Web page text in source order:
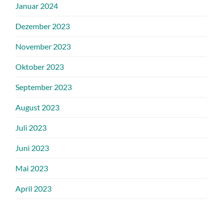
Januar 2024
Dezember 2023
November 2023
Oktober 2023
September 2023
August 2023
Juli 2023
Juni 2023
Mai 2023
April 2023